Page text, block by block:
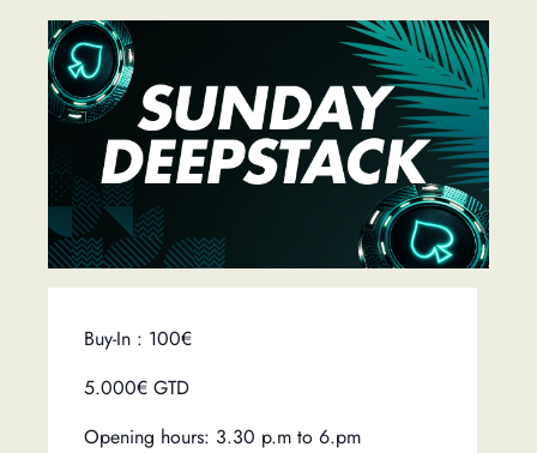
Buy-In : 100€
5.000€ GTD
Opening hours: 3.30 p.m to 6.pm